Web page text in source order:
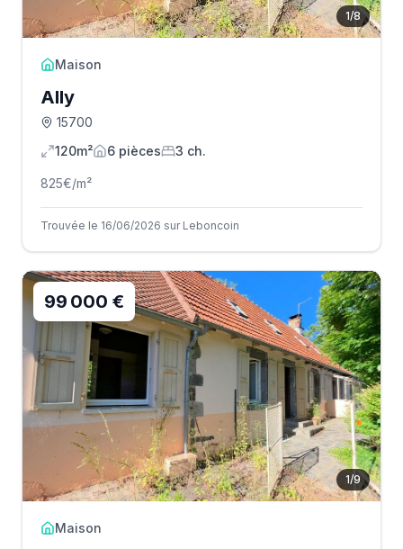
1/8
Maison
Ally
15700
120m²
6 pièces 3 ch.
825€/m²
Trouvée le 16/06/2026 sur Leboncoin
1/9
99 000 €
Maison